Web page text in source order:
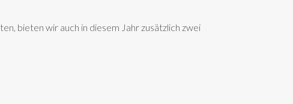
bieten wir auch in diesem Jahr zusätzlich zwei